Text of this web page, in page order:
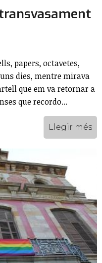
papers, octavetes,
dies, mentre mirava
que em va retornar a
que recordo...
Llegir més